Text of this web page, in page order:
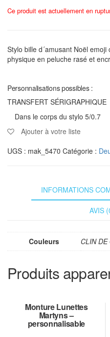
Ce produit est actuellement en
Stylo bille d´amusant Noël
physique en peluche rasé et
Personnalisations possibles :
TRANSFERT SÉRIGRAPHIQUE
Dans le corps du stylo 5/0.7
Ajouter à votre liste
UGS : mak_5470 Catégorie :
INFORMATIONS
AVIS
Couleurs CLIN DE
Produits
Monture Lunettes
Martyns –
personnalisable